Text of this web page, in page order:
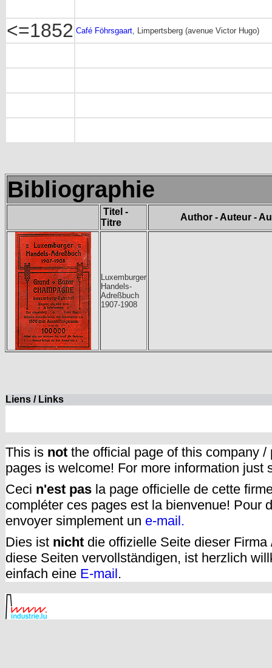
<=1852 Café Föhrsgaart, Limpertsberg (avenue Victor Hugo)
Bibliographie
Titel -
Titre
Author - Auteur -
Luxemburger
Handels-
Adreßbuch
1907-1908
Liens / Links
This is not the official page of this company
pages is welcome! For more information just
Ceci n'est pas la page officielle de cette
compléter ces pages est la bienvenue! Pour
envoyer simplement un e-mail.
Dies ist nicht die offizielle Seite dieser
diese Seiten vervollständigen, ist herzlich
einfach eine E-mail.